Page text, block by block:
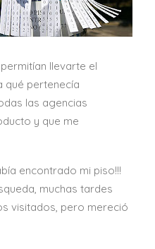
llevarte el
qué pertenecía
las agencias
y que me
encontrado mi piso!!!
muchas tardes
visitados, pero mereció